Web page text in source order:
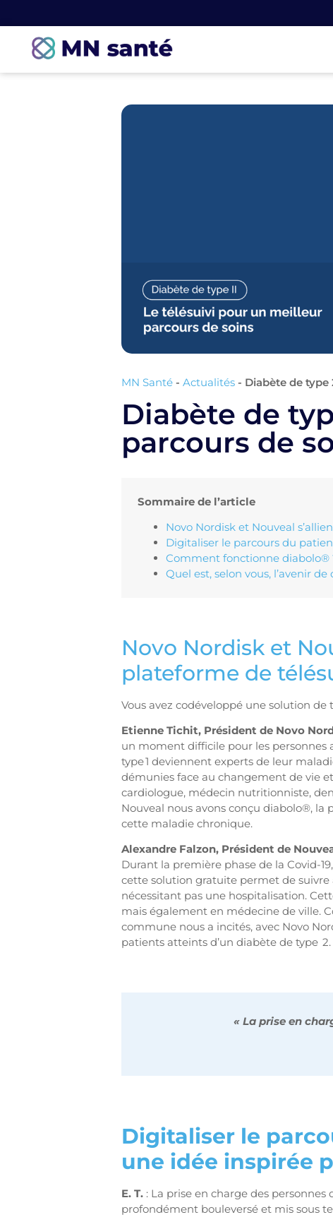
MN Santé - Actualités - Diabète de
Diabète de
parcours de
Sommaire de l’article
Novo Nordisk et Nouveal
Digitaliser le parcours du
Comment fonctionne diabolo®
Quel est, selon vous, l’avenir
Novo Nordisk et
plateforme de
Vous avez codéveloppé une solution
Etienne Tichit, Président de Novo
un moment difficile pour les personnes
type 1 deviennent experts de leur
démunies face au changement de vie
cardiologue, médecin nutritionniste,
Nouveal nous avons conçu diabolo®,
cette maladie chronique.
Alexandre Falzon, Président de
Durant la première phase de la Covid-
cette solution gratuite permet de suivre
nécessitant pas une hospitalisation.
mais également en médecine de ville.
commune nous a incités, avec Novo
patients atteints d’un diabète de type 2.
« La prise en
Digitaliser le
une idée inspirée
E. T. : La prise en charge des
profondément bouleversé et mis sous